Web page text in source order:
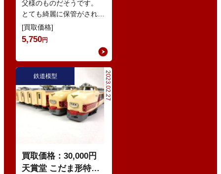
父様のものだそうです。
とても綺麗に保管がされて
おり、大切にされていたこ
とが伝わってくるお品物で
[買取価格]
5,750円
2023.02.27
鉄道模型
買取価格：30,000円
天賞堂 こだま形特急